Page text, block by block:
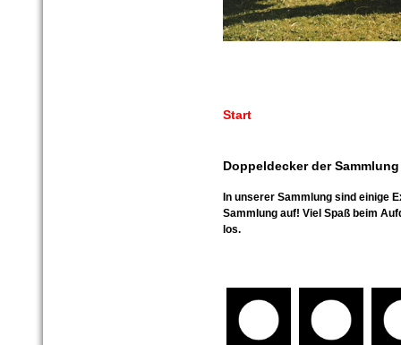
Start
Doppeldecker der Sammlung
In unserer Sammlung sind einige
Sammlung auf! Viel Spaß beim
los.